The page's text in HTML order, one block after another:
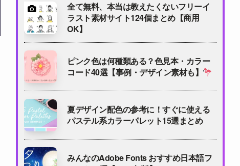
全て無料、本当は教えたくないフリーイ
ラスト素材サイト124個まとめ【商用
OK】
ピンク色は何種類ある？色見本・カラー
コード40選【事例・デザイン素材も】
夏デザイン配色の参考に！すぐに使える
パステル系カラーパレット15選まとめ
みんなのAdobe Fonts おすすめ日本語フ